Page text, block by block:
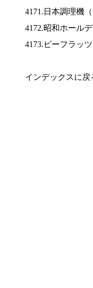
4171.日本調理機（
4172.昭和ホール
4173.ビーフラッ
インデックスに戻